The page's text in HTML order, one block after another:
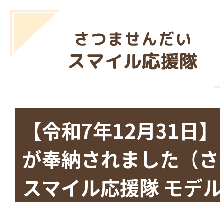
【令和7年12月31日
が奉納されました（
スマイル応援隊 モデ